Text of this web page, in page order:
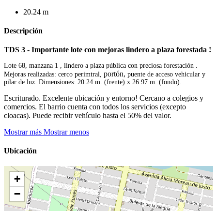
20.24 m
Descripción
TDS 3 - Importante lote con mejoras lindero a plaza forestada !
Lote 68, manzana 1 , lindero a plaza pública con preciosa forestación .
Mejoras realizadas: cerco perimtral, portón, puente de acceso vehicular y
pilar de luz. Dimensiones: 20.24 m. (frente) x 26.97 m. (fondo).
Escriturado. Excelente ubicación y entorno! Cercano a colegios y
comercios. El barrio cuenta con todos los servicios (excepto
cloacas). Puede recibir vehículo hasta el 50% del valor.
Mostrar más Mostrar menos
Ubicación
+
−